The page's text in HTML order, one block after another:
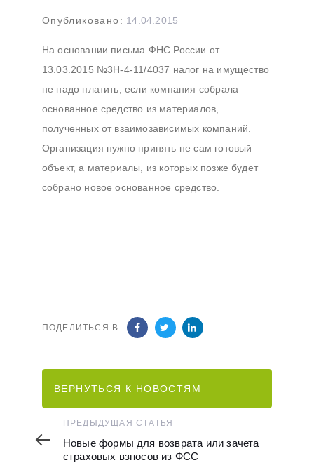
Опубликовано: 14.04.2015
На основании письма ФНС России от
13.03.2015 №3Н-4-11/4037 налог на имущество
не надо платить, если компания собрала
основанное средство из материалов,
полученных от взаимозависимых компаний.
Организация нужно принять не сам готовый
объект, а материалы, из которых позже будет
собрано новое основанное средство.
ПОДЕЛИТЬСЯ В
ВЕРНУТЬСЯ К НОВОСТЯМ
по
записям
Предыдущая
ПРЕДЫДУЩАЯ СТАТЬЯ
Новые формы для возврата или зачета
страховых взносов из ФСС